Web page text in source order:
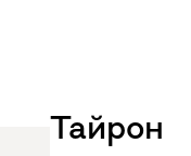
Тайрон